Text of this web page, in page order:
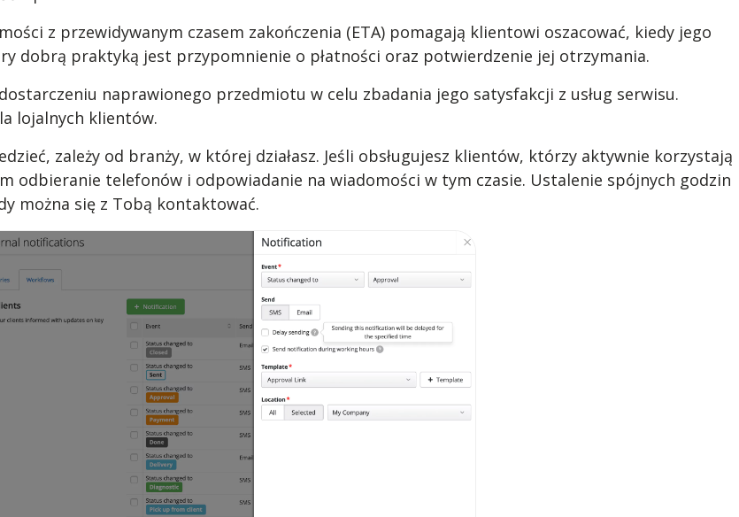
z przewidywanym czasem zakończenia (ETA) pomagają klientowi oszacować, kiedy jego
dobrą praktyką jest przypomnienie o płatności oraz potwierdzenie jej otrzymania.
naprawionego przedmiotu w celu zbadania jego satysfakcji z usług serwisu.
lojalnych klientów.
zależy od branży, w której działasz. Jeśli obsługujesz klientów, którzy aktywnie korzystają
odbieranie telefonów i odpowiadanie na wiadomości w tym czasie. Ustalenie spójnych godzin
można się z Tobą kontaktować.